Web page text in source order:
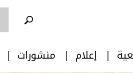
إعلام منشورات